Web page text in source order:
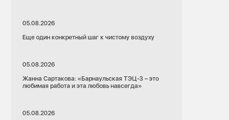
05.08.2026
Еще один конкретный шаг к чистому воздуху
05.08.2026
Жанна Сартакова: «Барнаульская ТЭЦ-3 – это
любимая работа и эта любовь навсегда»
05.08.2026